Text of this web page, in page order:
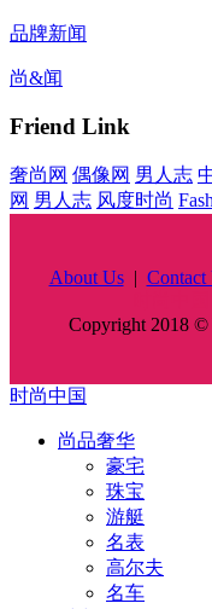
品牌新闻
尚&闻
Friend Link
奢尚网 偶像网 男人志
网 男人志 风度时尚
About Us| Contact
Copyright 2018 ©
时尚中国
尚品奢华
豪宅
珠宝
游艇
名表
高尔夫
名车